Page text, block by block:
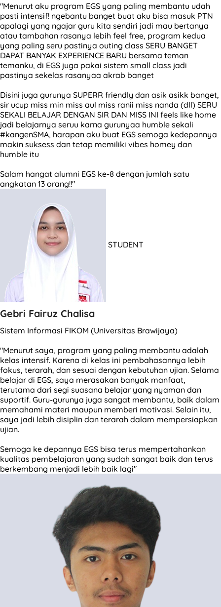
"Menurut aku program EGS yang paling membantu udah
pasti intensif! ngebantu banget buat aku bisa masuk PTN
apalagi yang ngajar guru kita sendiri jadi mau bertanya
atau tambahan rasanya lebih feel free, program kedua
yang paling seru pastinya outing class SERU BANGET
DAPAT BANYAK EXPERIENCE BARU bersama teman
temanku, di EGS juga pakai sistem small class jadi
pastinya sekelas rasanyaa akrab banget
Disini juga gurunya SUPERR friendly dan asik asikk banget,
sir ucup miss min miss aul miss ranii miss nanda (dll) SERU
SEKALI BELAJAR DENGAN SIR DAN MISS INI feels like home
jadi belajarnya seruu karna gurunyaa humble sekali
#kangenSMA, harapan aku buat EGS semoga kedepannya
makin suksess dan tetap memiliki vibes homey dan
humble itu
Salam hangat alumni EGS ke-8 dengan jumlah satu
angkatan 13 orang!!"
STUDENT
Gebri Fairuz Chalisa
Sistem Informasi FIKOM (Universitas Brawijaya)
"Menurut saya, program yang paling membantu adalah
kelas intensif. Karena di kelas ini pembahasannya lebih
fokus, terarah, dan sesuai dengan kebutuhan ujian. Selama
belajar di EGS, saya merasakan banyak manfaat,
terutama dari segi suasana belajar yang nyaman dan
suportif. Guru-gurunya juga sangat membantu, baik dalam
memahami materi maupun memberi motivasi. Selain itu,
saya jadi lebih disiplin dan terarah dalam mempersiapkan
ujian.
Semoga ke depannya EGS bisa terus mempertahankan
kualitas pembelajaran yang sudah sangat baik dan terus
berkembang menjadi lebih baik lagi"